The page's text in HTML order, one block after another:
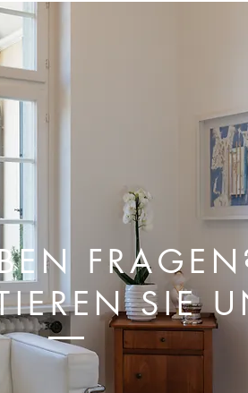
SIE